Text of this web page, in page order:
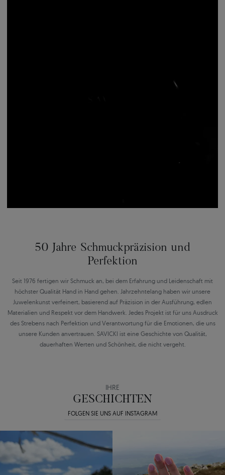
50 Jahre Schmuckpräzision und
Perfektion
Seit 1976 fertigen wir Schmuck an, bei dem Erfahrung und Leidenschaft mit
höchster Qualität Hand in Hand gehen. Jahrzehntelang haben wir unsere
Juwelenkunst verfeinert, basierend auf Präzision in der Ausführung, edlen
Materialien und Respekt vor dem Handwerk. Jedes Projekt ist für uns Ausdruck
des Strebens nach Perfektion und Verantwortung für die Emotionen, die uns
unsere Kunden anvertrauen. SAVICKI ist eine Geschichte von Qualität,
dauerhaften Werten und Schönheit, die nicht vergeht.
IHRE
GESCHICHTEN
FOLGEN SIE UNS AUF INSTAGRAM